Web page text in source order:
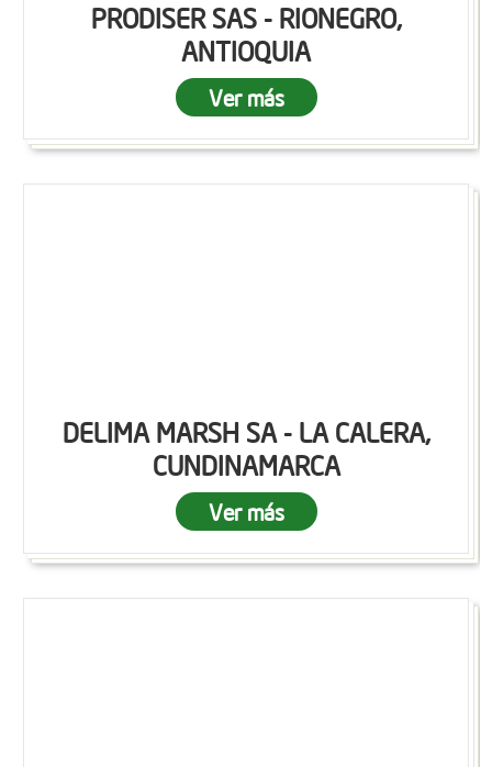
PRODISER SAS - RIONEGRO,
ANTIOQUIA
Ver más
DELIMA MARSH SA - LA CALERA,
CUNDINAMARCA
Ver más